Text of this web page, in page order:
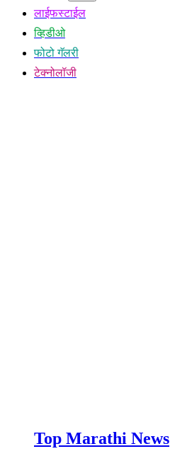
लाईफस्टाईल
व्हिडीओ
फोटो गॅलरी
टेक्नोलॉजी
Top Marathi News